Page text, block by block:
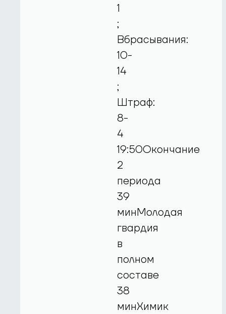
1
;
Вбрасывания:
10-
14
;
Штраф:
8-
4
19:50Окончание
2
периода
39
минМолодая
гвардия
в
полном
составе
38
минХимик